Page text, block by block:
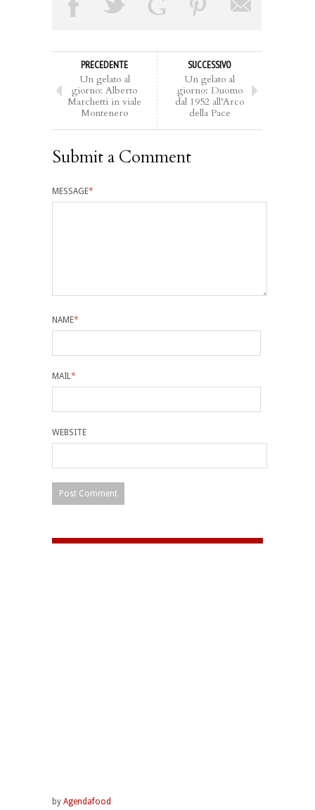
PRECEDENTE
Un gelato al
giorno: Alberto
Marchetti in viale
Montenero
SUCCESSIVO
Un gelato al
giorno: Duomo
dal 1952 all’Arco
della Pace
Submit a Comment
MESSAGE*
NAME*
MAIL *
WEBSITE
by Agendafood